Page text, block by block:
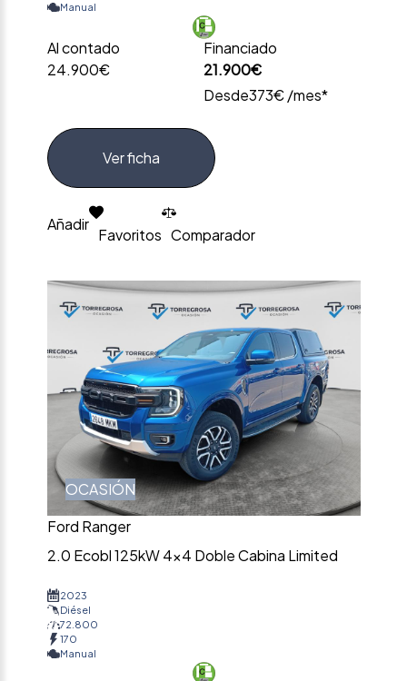
Manual
Al contado
24.900€
Financiado
21.900€
Desde373€ /mes*
Ver ficha
Añadir
Favoritos Comparador
OCASIÓN
Ford Ranger
2.0 Ecobl 125kW 4×4 Doble Cabina Limited
2023
Diésel
72.800
170
Manual